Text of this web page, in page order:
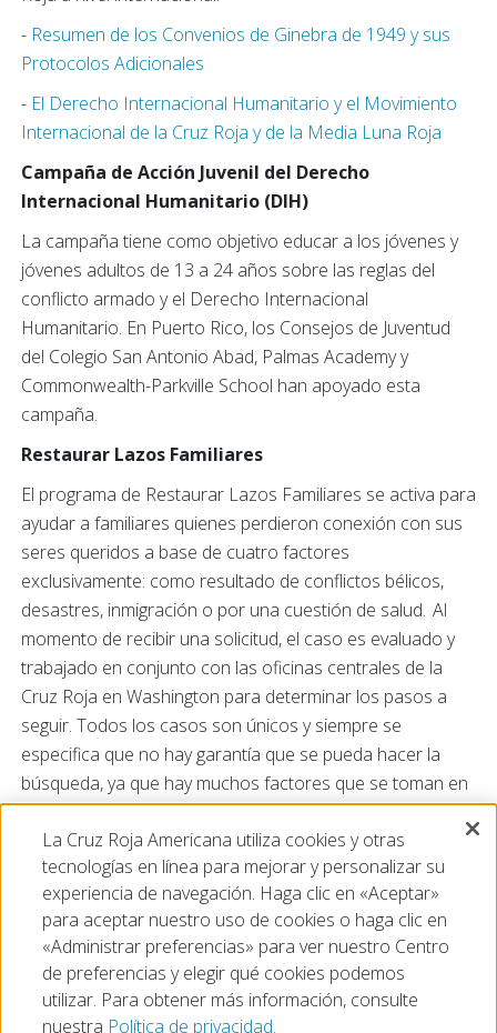
- Resumen de los Convenios de Ginebra de 1949 y sus
Protocolos Adicionales
- El Derecho Internacional Humanitario y el Movimiento
Internacional de la Cruz Roja y de la Media Luna Roja
Campaña de Acción Juvenil del Derecho
Internacional Humanitario (DIH)
La campaña tiene como objetivo educar a los jóvenes y
jóvenes adultos de 13 a 24 años sobre las reglas del
conflicto armado y el Derecho Internacional
Humanitario. En Puerto Rico, los Consejos de Juventud
del Colegio San Antonio Abad, Palmas Academy y
Commonwealth-Parkville School han apoyado esta
campaña.
Restaurar Lazos Familiares
El programa de Restaurar Lazos Familiares se activa para
ayudar a familiares quienes perdieron conexión con sus
seres queridos a base de cuatro factores
exclusivamente: como resultado de conflictos bélicos,
desastres, inmigración o por una cuestión de salud. Al
momento de recibir una solicitud, el caso es evaluado y
trabajado en conjunto con las oficinas centrales de la
Cruz Roja en Washington para determinar los pasos a
seguir. Todos los casos son únicos y siempre se
especifica que no hay garantía que se pueda hacer la
búsqueda, ya que hay muchos factores que se toman en
consideración antes de aceptar el caso. En Puerto Rico,
nuestros voluntarios han atendido casos provenientes
de Cuba, Venezuela, Panamá y Colombia.
La Cruz Roja Americana utiliza cookies y otras
tecnologías en línea para mejorar y personalizar su
experiencia de navegación. Haga clic en «Aceptar»
para aceptar nuestro uso de cookies o haga clic en
«Administrar preferencias» para ver nuestro Centro
de preferencias y elegir qué cookies podemos
utilizar. Para obtener más información, consulte
nuestra Política de privacidad.